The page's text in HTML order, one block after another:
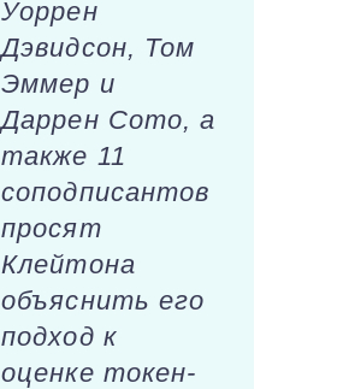
Уоррен
Дэвидсон, Том
Эммер и
Даррен Сото, а
также 11
соподписантов
просят
Клейтона
объяснить его
подход к
оценке токен-